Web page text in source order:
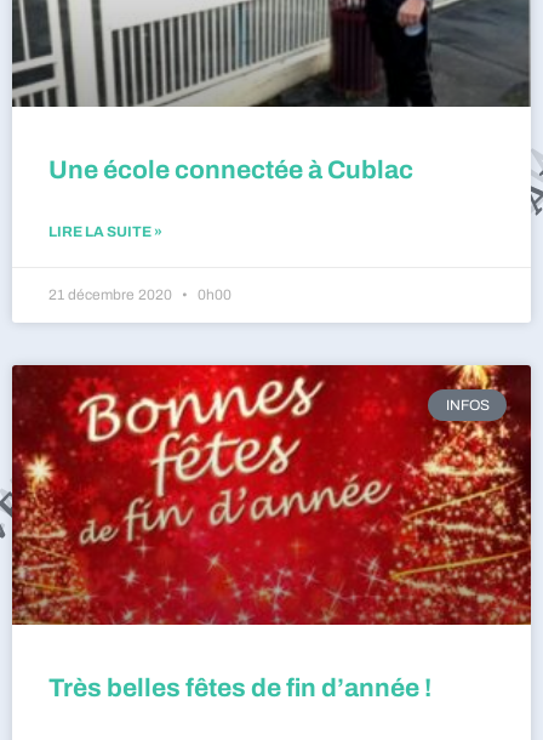
Une école connectée à Cublac
LIRE LA SUITE »
21 décembre 2020 0h00
INFOS
Très belles fêtes de fin d’année !